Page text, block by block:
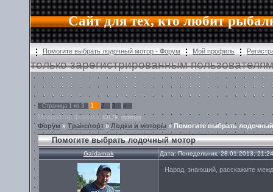
Сайт для тех, кто любит
Помогите выбрать лодочный мотор - Форум Мой профиль
только зарегистрированным
Страница 1 из 3 1 2 3 »
Модератор форума: IDL79 ntdimon
Форум» Транспорт » Лодки и моторы »Помогите выбрать
Помогите выбрать лодочный мотор
Gaidamak Дата: Понедельник, 28.01.2013,
Народ, знающий, расскажите